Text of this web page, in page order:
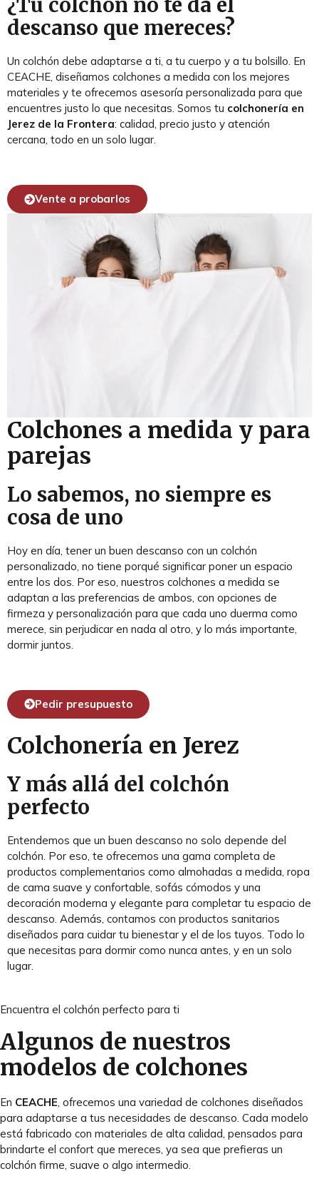
¿Tu colchón no te da el
descanso que mereces?
Un colchón debe adaptarse a ti, a tu cuerpo y a tu bolsillo. En
CEACHE, diseñamos colchones a medida con los mejores
materiales y te ofrecemos asesoría personalizada para que
encuentres justo lo que necesitas. Somos tu colchonería en
Jerez de la Frontera: calidad, precio justo y atención
cercana, todo en un solo lugar.
Vente a probarlos
Colchones a medida y para
parejas
Lo sabemos, no siempre es
cosa de uno
Hoy en día, tener un buen descanso con un colchón
personalizado, no tiene porqué significar poner un espacio
entre los dos. Por eso, nuestros colchones a medida se
adaptan a las preferencias de ambos, con opciones de
firmeza y personalización para que cada uno duerma como
merece, sin perjudicar en nada al otro, y lo más importante,
dormir juntos.
Pedir presupuesto
Colchonería en Jerez
Y más allá del colchón
perfecto
Entendemos que un buen descanso no solo depende del
colchón. Por eso, te ofrecemos una gama completa de
productos complementarios como almohadas a medida, ropa
de cama suave y confortable, sofás cómodos y una
decoración moderna y elegante para completar tu espacio de
descanso. Además, contamos con productos sanitarios
diseñados para cuidar tu bienestar y el de los tuyos. Todo lo
que necesitas para dormir como nunca antes, y en un solo
lugar.
Encuentra el colchón perfecto para ti
Algunos de nuestros
modelos de colchones
En CEACHE , ofrecemos una variedad de colchones diseñados
para adaptarse a tus necesidades de descanso. Cada modelo
está fabricado con materiales de alta calidad, pensados para
brindarte el confort que mereces, ya sea que prefieras un
colchón firme, suave o algo intermedio.